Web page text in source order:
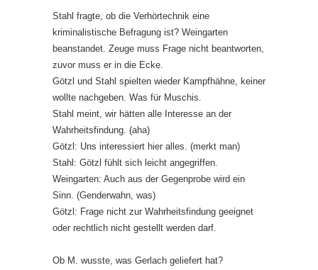
Stahl fragte, ob die Verhörtechnik eine
kriminalistische Befragung ist? Weingarten
beanstandet. Zeuge muss Frage nicht beantworten,
zuvor muss er in die Ecke.
Götzl und Stahl spielten wieder Kampfhähne, keiner
wollte nachgeben. Was für Muschis.
Stahl meint, wir hätten alle Interesse an der
Wahrheitsfindung. (aha)
Götzl: Uns interessiert hier alles. (merkt man)
Stahl: Götzl fühlt sich leicht angegriffen.
Weingarten: Auch aus der Gegenprobe wird ein
Sinn. (Genderwahn, was)
Götzl: Frage nicht zur Wahrheitsfindung geeignet
oder rechtlich nicht gestellt werden darf.
Ob M. wusste, was Gerlach geliefert hat?